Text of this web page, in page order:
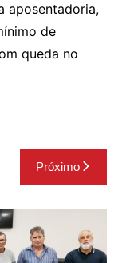
aposentadoria,
de
queda no
Próximo